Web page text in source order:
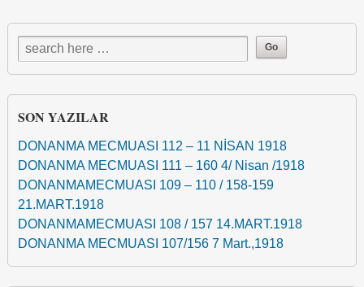
SON YAZILAR
DONANMA MECMUASI 112 – 11 NİSAN 1918
DONANMA MECMUASI 111 – 160 4/ Nisan /1918
DONANMAMECMUASI 109 – 110 / 158-159
21.MART.1918
DONANMAMECMUASI 108 / 157 14.MART.1918
DONANMA MECMUASI 107/156 7 Mart.,1918